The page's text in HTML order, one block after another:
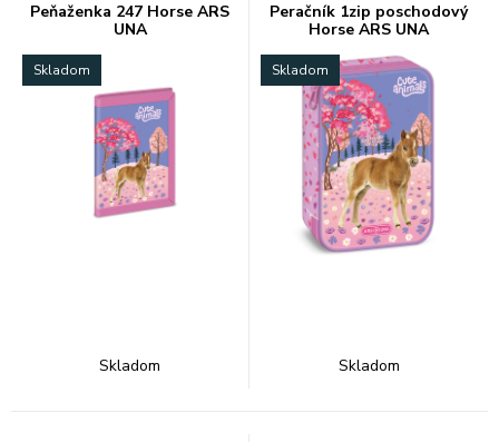
Peňaženka 247 Horse ARS
UNA
Skladom
Skladom
Peračník 1zip poschodový
Horse ARS UNA
Skladom
Skladom